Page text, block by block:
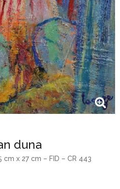
duna
x 27 cm – FID – CR 443